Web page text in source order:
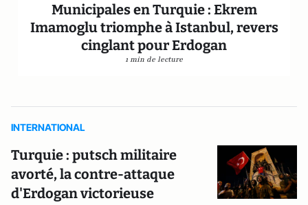
Municipales en Turquie : Ekrem
Imamoglu triomphe à Istanbul, revers
cinglant pour Erdogan
1 min de lecture
INTERNATIONAL
Turquie : putsch militaire
avorté, la contre-attaque
d'Erdogan victorieuse